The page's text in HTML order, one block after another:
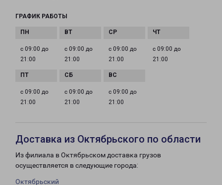
ГРАФИК РАБОТЫ
с 09:00 до
21:00
с 09:00 до
21:00
с 09:00 до
21:00
с 09:00 до
21:00
с 09:00 до
21:00
с 09:00 до
21:00
с 09:00 до
21:00
Доставка из Октябрьского по области
Из филиала в Октябрьском доставка грузов
осуществляется в следующие города:
Октябрьский